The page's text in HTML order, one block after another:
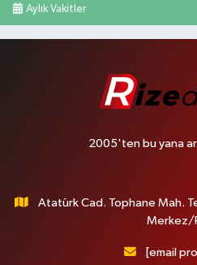
Aylık Vakitler
2005'ten bu yana
Atatürk Cad. Tophane Mah.
Merkez/
[email